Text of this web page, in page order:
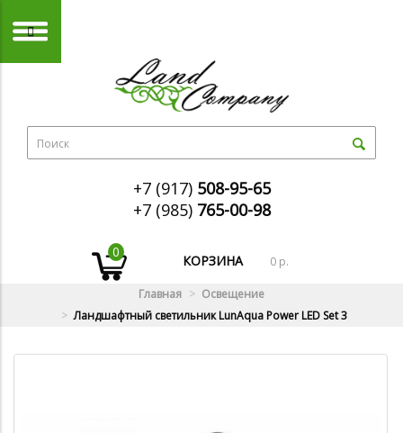
+7 (917) 508-95-65
+7 (985) 765-00-98
0
КОРЗИНА 0 р.
Главная
Освещение
Ландшафтный светильник LunAqua Power LED Set 3